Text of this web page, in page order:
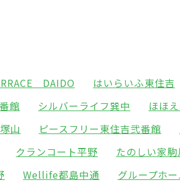
DAIDO はいらいふ東住吉
館 シルバーライフ巽中 ほほ
山 ピースフリー東住吉弐番館
クランコート平野 たのしい家
Wellife都島中通 グループホ